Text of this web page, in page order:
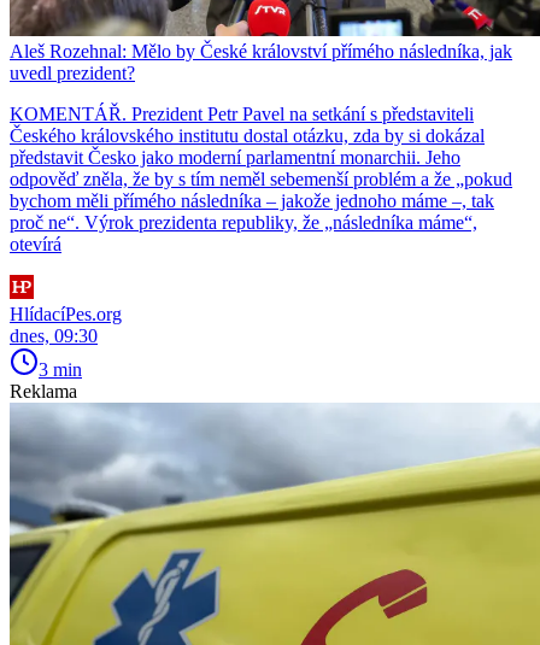
Aleš Rozehnal: Mělo by České království přímého následníka, jak
uvedl prezident?
KOMENTÁŘ. Prezident Petr Pavel na setkání s představiteli
Českého královského institutu dostal otázku, zda by si dokázal
představit Česko jako moderní parlamentní monarchii. Jeho
odpověď zněla, že by s tím neměl sebemenší problém a že „pokud
bychom měli přímého následníka – jakože jednoho máme –, tak
proč ne“. Výrok prezidenta republiky, že „následníka máme“,
otevírá
HlídacíPes.org
dnes, 09:30
3 min
Reklama